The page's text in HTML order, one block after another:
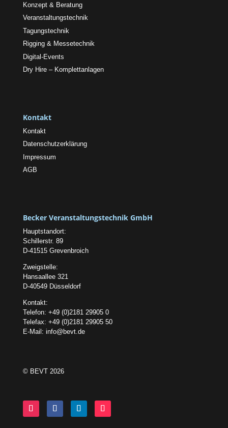
Konzept & Beratung
Veranstaltungstechnik
Tagungstechnik
Rigging & Messetechnik
Digital-Events
Dry Hire – Komplettanlagen
Kontakt
Kontakt
Datenschutzerklärung
Impressum
AGB
Becker Veranstaltungstechnik GmbH
Hauptstandort:
Schillerstr. 89
D-41515 Grevenbroich
Zweigstelle:
Hansaallee 321
D-40549 Düsseldorf
Kontakt:
Telefon: +49 (0)2181 29905 0
Telefax: +49 (0)2181 29905 50
E-Mail: info@bevt.de
© BEVT 2026